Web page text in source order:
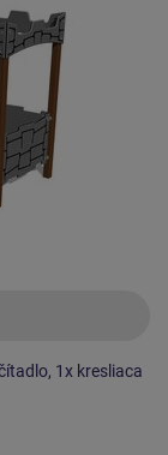
1x kresliaca